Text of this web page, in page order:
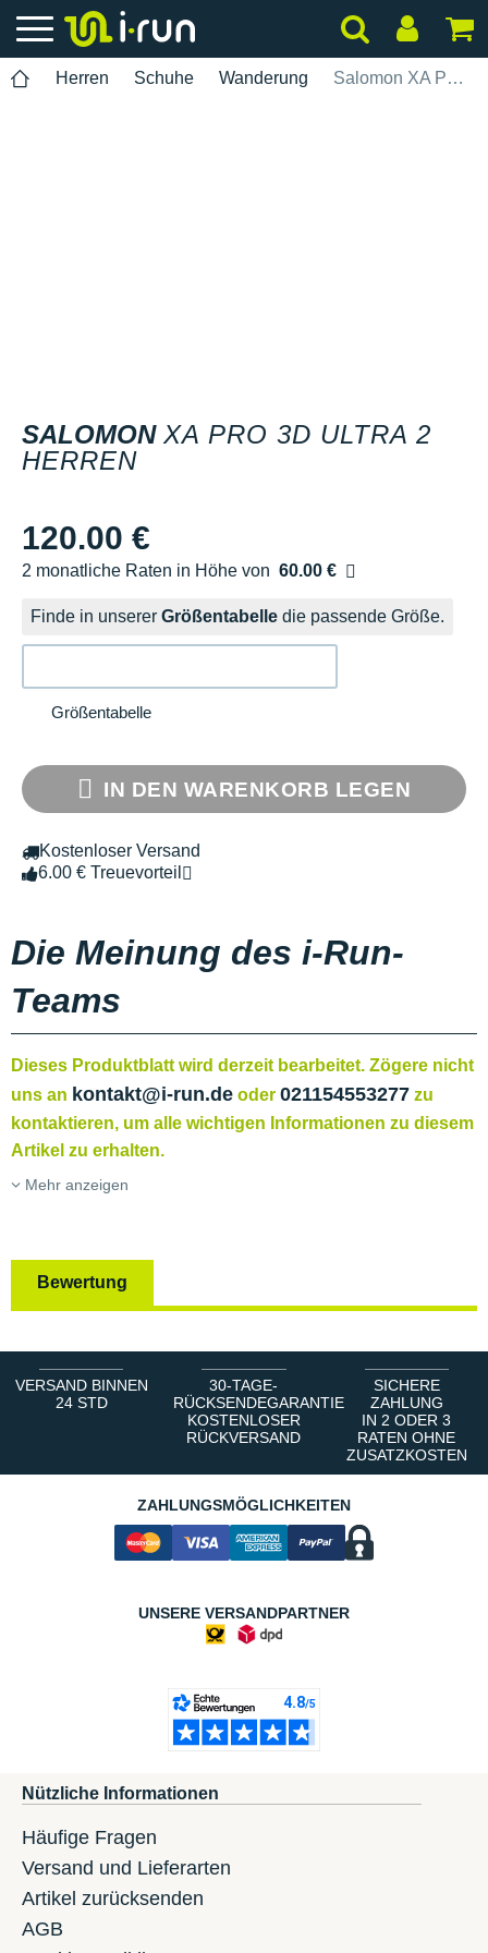
Herren Schuhe Wanderung Salomon XA PRO 3D Ultra 2 Herren
SALOMON XA PRO 3D ULTRA 2
HERREN
120.00 €
2 monatliche Raten in Höhe von 60.00 €
Ohne Zusatzkosten
Finde in unserer Größentabelle die passende Größe.
Größentabelle
IN DEN WARENKORB LEGEN
Kostenloser Versand
6.00 € Treuevorteil
Die Meinung des i-Run-
Teams
Dieses Produktblatt wird derzeit bearbeitet. Zögere nicht
uns an kontakt@i-run.de oder 021154553277 zu
kontaktieren, um alle wichtigen Informationen zu diesem
Artikel zu erhalten.
Mehr anzeigen
Bewertung
VERSAND BINNEN
24 STD
30-TAGE-
RÜCKSENDEGARANTIE
KOSTENLOSER
RÜCKVERSAND
SICHERE
ZAHLUNG
IN 2 ODER 3
RATEN OHNE
ZUSATZKOSTEN
ZAHLUNGSMÖGLICHKEITEN
UNSERE VERSANDPARTNER
Nützliche Informationen
Häufige Fragen
Versand und Lieferarten
Artikel zurücksenden
AGB